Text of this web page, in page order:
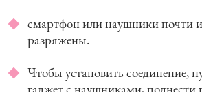
смартфон или наушники почти
разряжены.
Чтобы установить соединение,